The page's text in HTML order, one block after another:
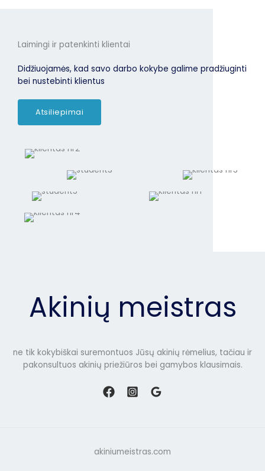
Laimingi ir patenkinti klientai
Didžiuojamės, kad savo darbo kokybe galime pradžiuginti
bei nustebinti klientus
Atsiliepimai
Akinių meistras
ne tik kokybiškai suremontuos Jūsų akinių rėmelius, tačiau ir
pakonsultuos akinių priežiūros bei gamybos klausimais.
akiniumeistras.com